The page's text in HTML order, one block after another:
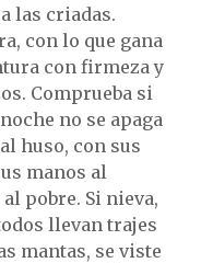
las criadas.
con lo que gana
con firmeza y
Comprueba si
no se apaga
huso, con sus
manos al
pobre. Si nieva,
llevan trajes
mantas, se viste